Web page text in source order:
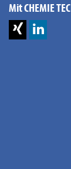
Mit CHEMIE